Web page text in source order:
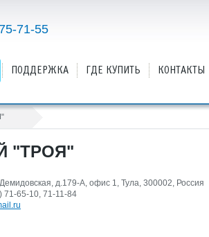
71-55
ПОДДЕРЖКА ГДЕ КУПИТЬ КОНТАКТЫ
"ТРОЯ"
д.179-А, офис 1, Тула, 300002, Россия
65-10, 71-11-84